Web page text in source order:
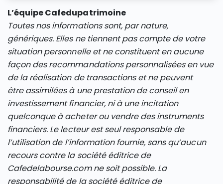
L’équipe Cafedupatrimoine
Toutes nos informations sont, par nature,
génériques. Elles ne tiennent pas compte de votre
situation personnelle et ne constituent en aucune
façon des recommandations personnalisées en vue
de la réalisation de transactions et ne peuvent
être assimilées à une prestation de conseil en
investissement financier, ni à une incitation
quelconque à acheter ou vendre des instruments
financiers. Le lecteur est seul responsable de
l’utilisation de l’information fournie, sans qu’aucun
recours contre la société éditrice de
Cafedelabourse.com ne soit possible. La
responsabilité de la société éditrice de